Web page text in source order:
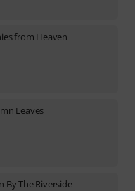
from Heaven
Leaves
By The Riverside